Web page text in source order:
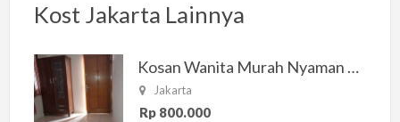
Kost Jakarta Lainnya
Kosan Wanita Murah Nyaman di Jakarta Selatan
Jakarta
Rp 800.000